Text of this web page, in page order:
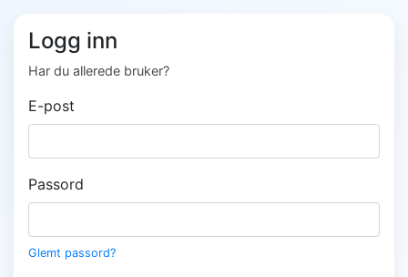
Logg inn
Har du allerede bruker?
E-post
Passord
Glemt passord?